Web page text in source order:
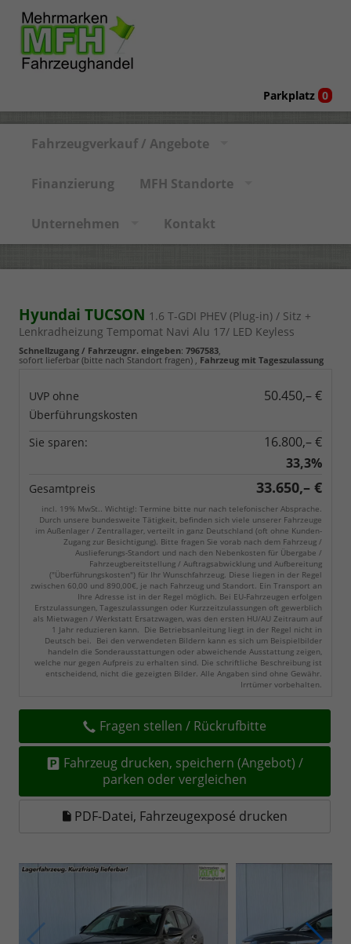
Parkplatz 0
Fahrzeugverkauf / Angebote
Finanzierung MFH Standorte
Unternehmen Kontakt
Hyundai TUCSON 1.6 T-GDI PHEV (Plug-in) / Sitz +
Lenkradheizung Tempomat Navi Alu 17/ LED Keyless
Schnellzugang / Fahrzeugnr. eingeben: 7967583
sofort lieferbar (bitte nach Standort fragen)
Fahrzeug mit Tageszulassung
UVP ohne
Überführungskosten
50.450,– €
Sie sparen:
16.800,– €
33,3%
Gesamtpreis 33.650,– €
incl. 19% MwSt.. Wichtig!: Termine bitte nur nach telefonischer Absprache.
Durch unsere bundesweite Tätigkeit, befinden sich viele unserer Fahrzeuge
im Außenlager / Zentrallager, verteilt in ganz Deutschland (oft ohne Kunden-
Zugang zur Besichtigung). Bitte fragen Sie vorab nach dem Fahrzeug /
Auslieferungs-Standort und nach den Nebenkosten für Übergabe /
Fahrzeugbereitstellung / Auftragsabwicklung und Aufbereitung
("Überführungskosten") für Ihr Wunschfahrzeug. Diese liegen in der Regel
zwischen 60,00 und 890,00€, je nach Fahrzeug und Standort. Ein Transport an
Ihre Adresse ist in der Regel möglich. Bei EU-Fahrzeugen erfolgen
Erstzulassungen, Tageszulassungen oder Kurzzeitzulassungen oft gewerblich
als Mietwagen / Werkstatt Ersatzwagen, was den ersten HU/AU Zeitraum auf
1 Jahr reduzieren kann. Die Betriebsanleitung liegt in der Regel nicht in
Deutsch bei. Bei den verwendeten Bildern kann es sich um Beispielbilder
handeln die Sonderausstattungen oder abweichende Ausstattung zeigen,
welche nur gegen Aufpreis zu erhalten sind. Die schriftliche Beschreibung ist
entscheidend, nicht die gezeigten Bilder. Alle Angaben sind ohne Gewähr.
Irrtümer vorbehalten.
Fragen stellen / Rückrufbitte
Fahrzeug drucken, speichern (Angebot) /
parken oder vergleichen
PDF-Datei, Fahrzeugexposé drucken